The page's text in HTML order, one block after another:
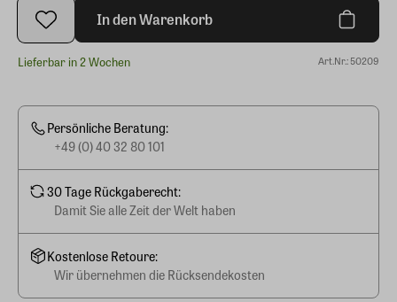
In den Warenkorb
Lieferbar in 2 Wochen Art.Nr.: 50209
Persönliche Beratung:
+49 (0) 40 32 80 101
30 Tage Rückgaberecht:
Damit Sie alle Zeit der Welt haben
Kostenlose Retoure:
Wir übernehmen die Rücksendekosten